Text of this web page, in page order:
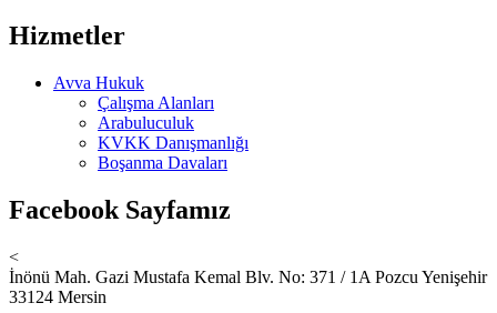
Hizmetler
Avva Hukuk
Çalışma Alanları
Arabuluculuk
KVKK Danışmanlığı
Boşanma Davaları
Facebook Sayfamız
<
İnönü Mah. Gazi Mustafa Kemal Blv. No: 371 / 1A Pozcu Yenişehir
33124 Mersin